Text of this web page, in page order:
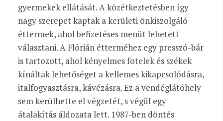
gyermekek ellátását. A közétkeztetésben így
nagy szerepet kaptak a kerületi önkiszolgáló
éttermek, ahol befizetéses menüt lehetett
választani. A Flórián étterméhez egy presszó-bár
is tartozott, ahol kényelmes fotelek és székek
kínáltak lehetőséget a kellemes kikapcsolódásra,
italfogyasztásra, kávézásra. Ez a vendéglátóhely
sem kerülhette el végzetét, s végül egy
átalakítás áldozata lett. 1987-ben döntés